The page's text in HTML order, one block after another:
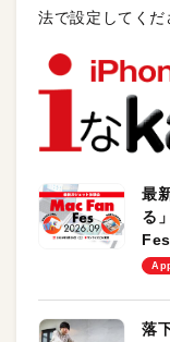
法で設定してくだ
最
る
し
落